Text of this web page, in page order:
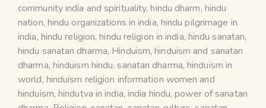
community india and spirituality,hindu dharm, hindu
nation, hindu organizations in india, hindu pilgrimage in
india, hindu religion,hindu religion in india, hindu sanatan,
hindu sanatan dharma, Hinduism,hinduism and sanatan
dharma, hinduism hindu. sanatan dharma,hinduism in
world, hinduism religion information women and
hinduism,hindutva in india, india hindu,power of sanatan